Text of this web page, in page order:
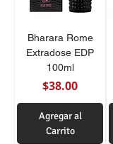
Bharara Rome
Extradose EDP
100ml
Precio
$38.00
Agregar al
Carrito